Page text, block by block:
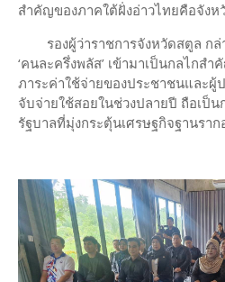
สำคัญของภาคใต้ฝั่งอ่าวไทยคือจังห
รองผู้ว่าราชการจังหวัดสตูล กล่
‘คนละครึ่งพลัส’ เข้ามาเป็นกลไกส
ภาระค่าใช้จ่ายของประชาชนและผู้
จับจ่ายใช้สอยในช่วงปลายปี ถือเป็
รัฐบาลที่มุ่งกระตุ้นเศรษฐกิจฐานราก